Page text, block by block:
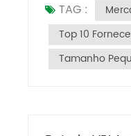
enfrentam uma
Isso
médias
Asiático (como
TAG :
Top 10
Tamanho